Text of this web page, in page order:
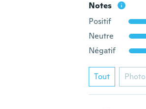
Notes
Positif
Neutre
Négatif
Tout Photo